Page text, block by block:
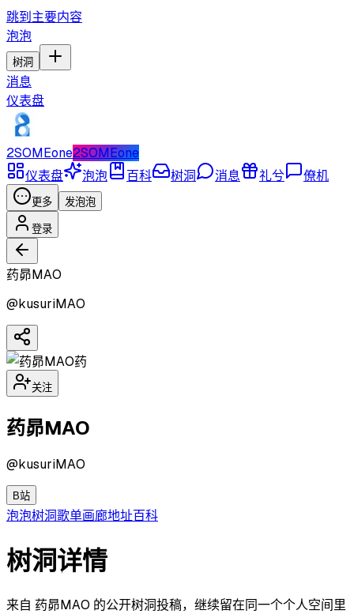
跳到主要内容
泡泡
树洞
消息
仪表盘
2SOMEone2SOMEone
仪表盘
泡泡 百科 树洞 消息 礼兮 僚机
更多 发泡泡
登录
药昴MAO
@kusuriMAO
药
关注
药昴MAO
@kusuriMAO
B站
泡泡树洞歌单画廊地址百科
树洞详情
来自 药昴MAO 的公开树洞投稿，继续留在同一个个人空间里